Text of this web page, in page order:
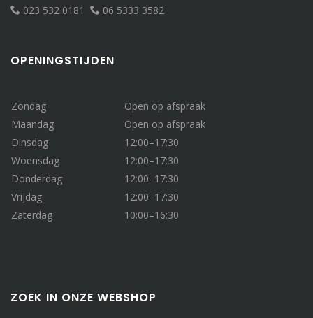
023 532 0181
06 5333 3582
OPENINGSTIJDEN
Zondag
Open op afspraak
Maandag
Open op afspraak
Dinsdag
12:00–17:30
Woensdag
12:00–17:30
Donderdag
12:00–17:30
Vrijdag
12:00–17:30
Zaterdag
10:00–16:30
ZOEK IN ONZE WEBSHOP